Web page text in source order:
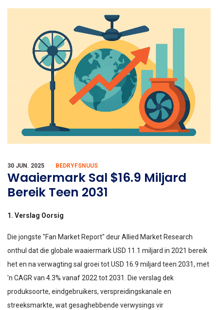
30 JUN. 2025 BEDRYFSNUUS
Waaiermark Sal $16.9 Miljard
Bereik Teen 2031
1. Verslag Oorsig
Die jongste "Fan Market Report" deur Allied Market Research
onthul dat die globale waaiermark USD 11.1 miljard in 2021 bereik
het en na verwagting sal groei tot USD 16.9 miljard teen 2031, met
'n CAGR van 4.3% vanaf 2022 tot 2031. Die verslag dek
produksoorte, eindgebruikers, verspreidingskanale en
streeksmarkte, wat gesaghebbende verwysings vir